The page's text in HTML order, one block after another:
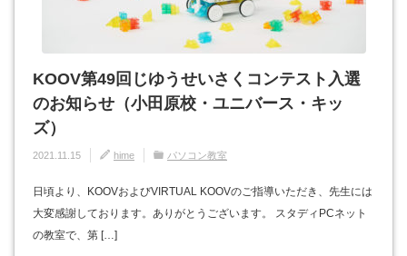
KOOV第49回じゆうせいさくコンテスト入選
のお知らせ（小田原校・ユニバース・キッ
ズ）
2021.11.15 hime パソコン教室
日頃より、KOOVおよびVIRTUAL KOOVのご指導いただき、先生には
大変感謝しております。ありがとうございます。 スタディPCネット
の教室で、第 […]